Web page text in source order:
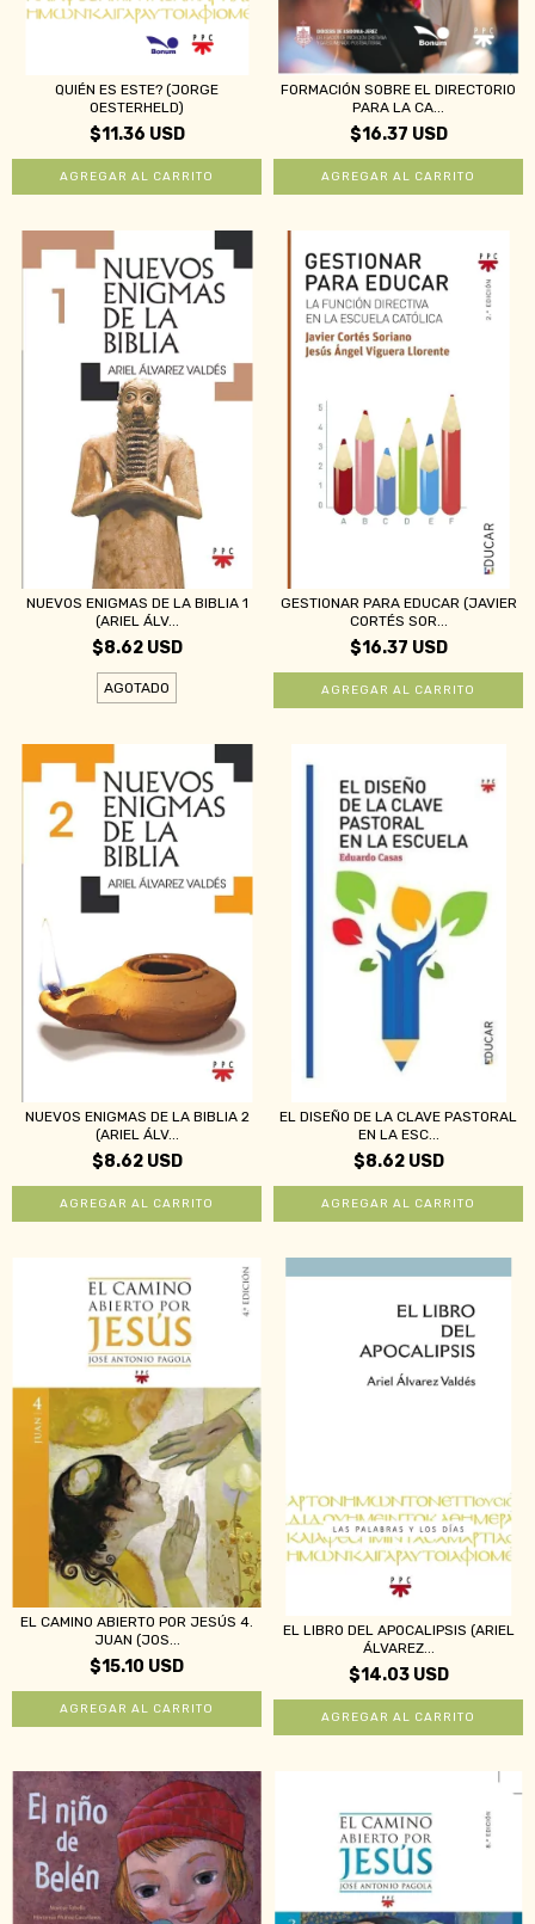
QUIÉN ES ESTE? (JORGE
OESTERHELD)
$11.36 USD
FORMACIÓN SOBRE EL DIRECTORIO
PARA LA CA...
$16.37 USD
NUEVOS ENIGMAS DE LA BIBLIA 1
(ARIEL ÁLV...
$8.62 USD
AGOTADO
GESTIONAR PARA EDUCAR (JAVIER
CORTÉS SOR...
$16.37 USD
NUEVOS ENIGMAS DE LA BIBLIA 2
(ARIEL ÁLV...
$8.62 USD
EL DISEÑO DE LA CLAVE PASTORAL
EN LA ESC...
$8.62 USD
EL CAMINO ABIERTO POR JESÚS 4.
JUAN (JOS...
$15.10 USD
EL LIBRO DEL APOCALIPSIS (ARIEL
ÁLVAREZ...
$14.03 USD